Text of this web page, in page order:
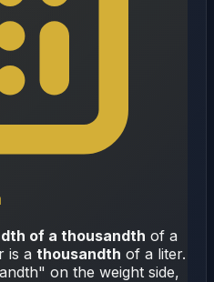
of a thousandth of a
is a thousandth of a liter.
on the weight side,